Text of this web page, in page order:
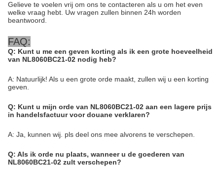
Gelieve te voelen vrij om ons te contacteren als u om het even
welke vraag hebt. Uw vragen zullen binnen 24h worden
beantwoord.
FAQ:
Q: Kunt u me een geven korting als ik een grote hoeveelheid
van NL8060BC21-02 nodig heb?
A: Natuurlijk! Als u een grote orde maakt, zullen wij u een korting
geven.
Q: Kunt u mijn orde van NL8060BC21-02 aan een lagere prijs
in handelsfactuur voor douane verklaren?
A: Ja, kunnen wij. pls deel ons mee alvorens te verschepen.
Q: Als ik orde nu plaats, wanneer u de goederen van
NL8060BC21-02 zult verschepen?